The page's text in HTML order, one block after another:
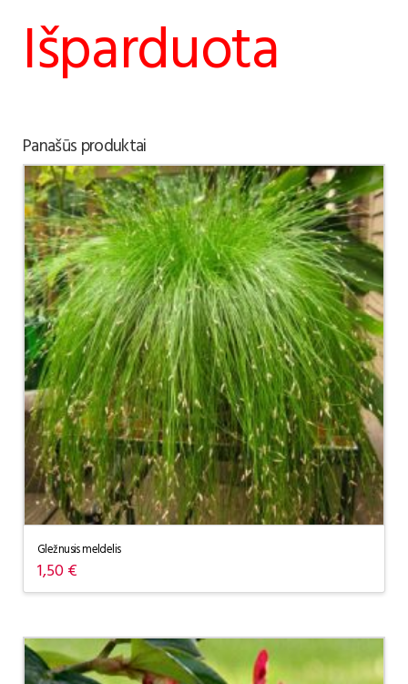
Išparduota
Panašūs produktai
Gležnusis meldelis
1,50€